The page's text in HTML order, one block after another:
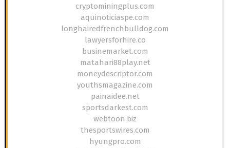
cryptominingplus.com
aquinoticiaspe.com
longhairedfrenchbulldog.com
lawyersforhire.co
businemarket.com
matahari88play.net
moneydescriptor.com
youthsmagazine.com
painaidee.net
sportsdarkest.com
webtoon.biz
thesportswires.com
hyungpro.com